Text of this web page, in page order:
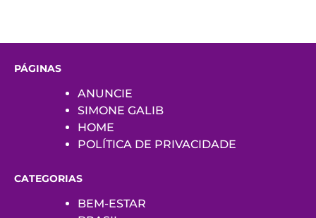
PÁGINAS
ANUNCIE
SIMONE GALIB
HOME
POLÍTICA DE PRIVACIDADE
CATEGORIAS
BEM-ESTAR